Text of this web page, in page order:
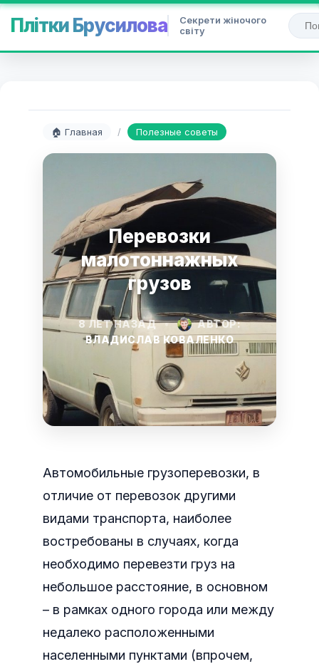
Плітки Брусилова
Секрети жіночого
світу
🏠 Главная / Полезные советы
Перевозки
малотоннажных
грузов
8 ЛЕТ НАЗАД •
АВТОР:
ВЛАДИСЛАВ КОВАЛЕНКО
Автомобильные грузоперевозки, в
отличие от перевозок другими
видами транспорта, наиболее
востребованы в случаях, когда
необходимо перевезти груз на
небольшое расстояние, в основном
– в рамках одного города или между
недалеко расположенными
населенными пунктами (впрочем,